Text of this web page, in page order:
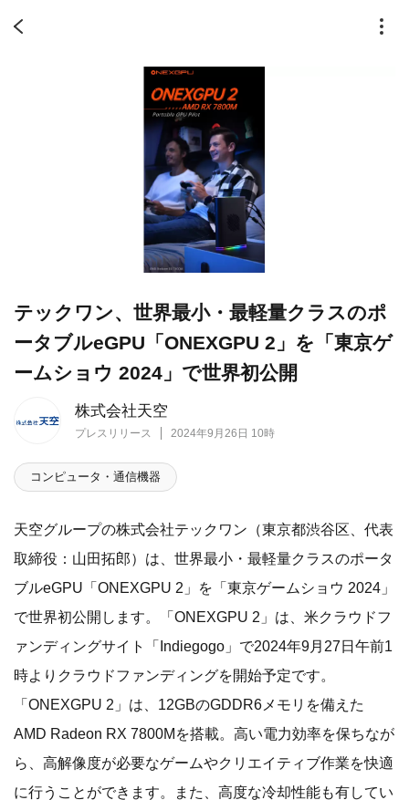
株式会社天空
プレスリリース 2024年9月26日 10時
テックワン、世界最小・最軽量クラスのポ
ータブルeGPU「ONEXGPU 2」を「東京ゲ
ームショウ 2024」で世界初公開
コンピュータ・通信機器
天空グループの株式会社テックワン（東京都渋谷区、代表
取締役：山田拓郎）は、世界最小・最軽量クラスのポータ
ブルeGPU「ONEXGPU 2」を「東京ゲームショウ 2024」
で世界初公開します。「ONEXGPU 2」は、米クラウドフ
ァンディングサイト「Indiegogo」で2024年9月27日午前1
時よりクラウドファンディングを開始予定です。
「ONEXGPU 2」は、12GBのGDDR6メモリを備えた
AMD Radeon RX 7800Mを搭載。高い電力効率を保ちなが
ら、高解像度が必要なゲームやクリエイティブ作業を快適
に行うことができます。また、高度な冷却性能も有してい